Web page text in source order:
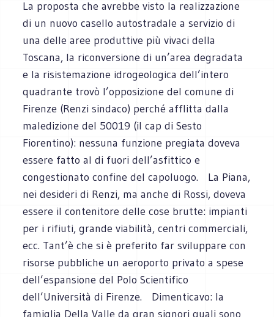
La proposta che avrebbe visto la realizzazione
di un nuovo casello autostradale a servizio di
una delle aree produttive più vivaci della
Toscana, la riconversione di un’area degradata
e la risistemazione idrogeologica dell’intero
quadrante trovò l’opposizione del comune di
Firenze (Renzi sindaco) perché afflitta dalla
maledizione del 50019 (il cap di Sesto
Fiorentino): nessuna funzione pregiata doveva
essere fatto al di fuori dell’asfittico e
congestionato confine del capoluogo. La Piana,
nei desideri di Renzi, ma anche di Rossi, doveva
essere il contenitore delle cose brutte: impianti
per i rifiuti, grande viabilità, centri commerciali,
ecc. Tant’è che si è preferito far sviluppare con
risorse pubbliche un aeroporto privato a spese
dell’espansione del Polo Scientifico
dell’Università di Firenze. Dimenticavo: la
famiglia Della Valle da gran signori quali sono